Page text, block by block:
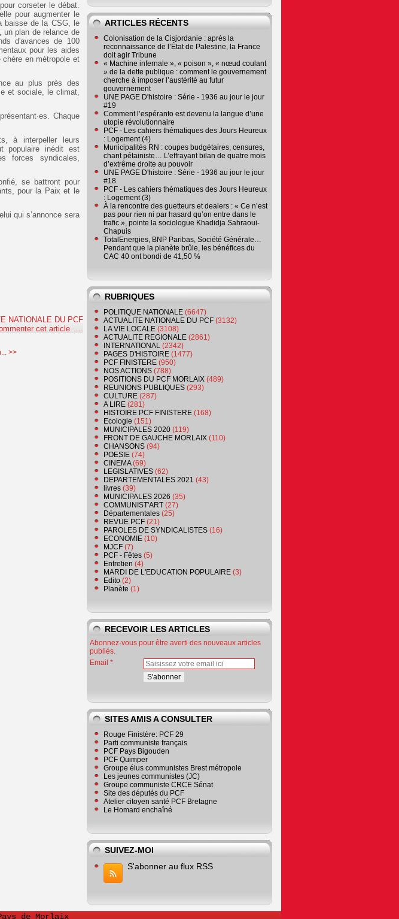
corseter le débat.
pour augmenter le
baisse de la CSG, le
un plan de relance de
d'avances de 100
pour les aides
en métropole et
au plus près des
et sociale, le climat,
Chaque
à interpeller leurs
populaire inédit est
forces syndicales,
se battront pour
pour la Paix et le
qui s’annonce sera
NATIONALE DU PCF
cet article
…
>>
ARTICLES RÉCENTS
Colonisation de la Cisjordanie : après la
reconnaissance de l’État de Palestine, la France
doit agir Tribune
« Machine infernale », « poison », « nœud coulant
» de la dette publique : comment le gouvernement
cherche à imposer l’austérité au futur
gouvernement
UNE PAGE D'histoire : Série - 1936 au jour le jour
#19
Comment l’espéranto est devenu la langue d’une
utopie révolutionnaire
PCF - Les cahiers thématiques des Jours Heureux
: Logement (4)
Municipalités RN : coupes budgétaires, censures,
chant pétainiste… L’effrayant bilan de quatre mois
d’extrême droite au pouvoir
UNE PAGE D'histoire : Série - 1936 au jour le jour
#18
PCF - Les cahiers thématiques des Jours Heureux
: Logement (3)
À la rencontre des guetteurs et dealers : « Ce n’est
pas pour rien ni par hasard qu’on entre dans le
trafic », pointe la sociologue Khadidja Sahraoui-
Chapuis
TotalEnergies, BNP Paribas, Société Générale…
Pendant que la planète brûle, les bénéfices du
CAC 40 ont bondi de 41,50 %
RUBRIQUES
POLITIQUE NATIONALE (6647)
ACTUALITE NATIONALE DU PCF (3132)
LA VIE LOCALE (3108)
ACTUALITE REGIONALE (2861)
INTERNATIONAL (2342)
PAGES D'HISTOIRE (1477)
PCF FINISTERE (950)
NOS ACTIONS (788)
POSITIONS DU PCF MORLAIX (489)
REUNIONS PUBLIQUES (293)
CULTURE (287)
A LIRE (281)
HISTOIRE PCF FINISTERE (168)
Ecologie (151)
MUNICIPALES 2020 (119)
FRONT DE GAUCHE MORLAIX (110)
CHANSONS (94)
POESIE (74)
CINEMA(69)
LEGISLATIVES (62)
DEPARTEMENTALES 2021 (43)
livres (39)
MUNICIPALES 2026 (35)
COMMUNIST'ART (27)
Départementales (25)
REVUE PCF (21)
PAROLES DE SYNDICALISTES (16)
ECONOMIE (10)
MJCF (7)
PCF - Fêtes (5)
Entretien (4)
MARDI DE L'EDUCATION POPULAIRE (3)
Edito (2)
Planète (1)
RECEVOIR LES ARTICLES
Abonnez-vous pour être averti des nouveaux articles
publiés.
Email
SITES AMIS A CONSULTER
Rouge Finistère: PCF 29
Parti communiste français
PCF Pays Bigouden
PCF Quimper
Groupe élus communistes Brest métropole
Les jeunes communistes (JC)
Groupe communiste CRCE Sénat
Site des députés du PCF
Atelier citoyen santé PCF Bretagne
Le Homard enchaîné
SUIVEZ-MOI
S'abonner au flux RSS
de Morlaix